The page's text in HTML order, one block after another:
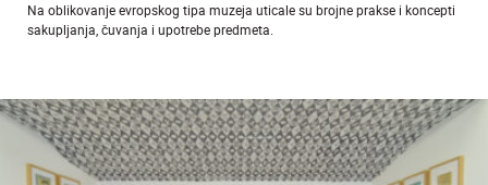
Na oblikovanje evropskog tipa muzeja uticale su brojne prakse i koncepti
sakupljanja, čuvanja i upotrebe predmeta.